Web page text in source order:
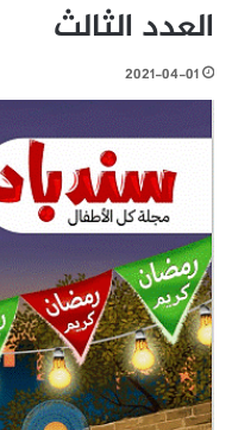
العدد الثالث
2021-04-01